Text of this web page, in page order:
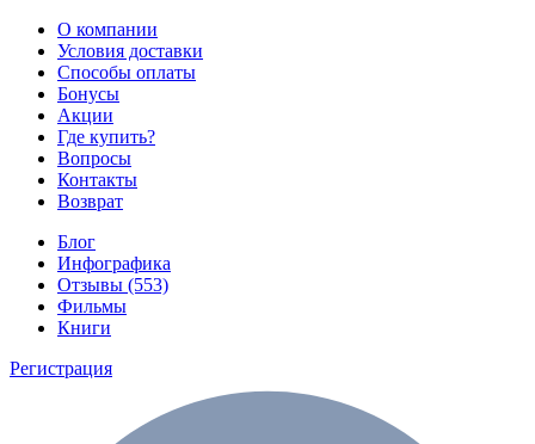
О компании
Условия доставки
Способы оплаты
Бонусы
Акции
Где купить?
Вопросы
Контакты
Возврат
Блог
Инфографика
Отзывы (553)
Фильмы
Книги
Регистрация